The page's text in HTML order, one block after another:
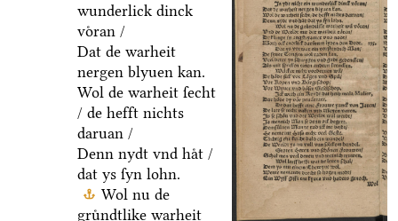
wunderlick dinck
voͤran /
Dat de warheit
nergen blyuen kan.
Wol de warheit ſecht
/ de hefft nichts
daruan /
Denn nydt vnd haͤt /
dat ys ſyn lohn.
Wol nu de
gruͤndtlike warheit